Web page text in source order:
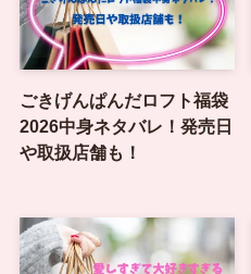
ごきげんぱんだロフト福袋
2026中身ネタバレ！発売日
や取扱店舗も！